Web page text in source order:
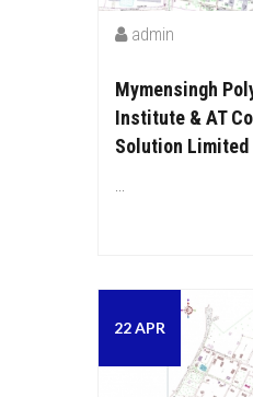
admin
Mymensingh
Institute & AT
Solution Limited
...
22 APR